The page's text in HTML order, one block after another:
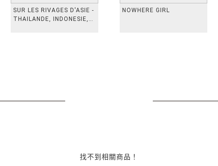
SUR LES RIVAGES D'ASIE -
THAILANDE, INDONESIE,
NOWHERE GIRL
找不到相關商品！